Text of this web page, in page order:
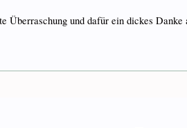
Überraschung und dafür ein dickes